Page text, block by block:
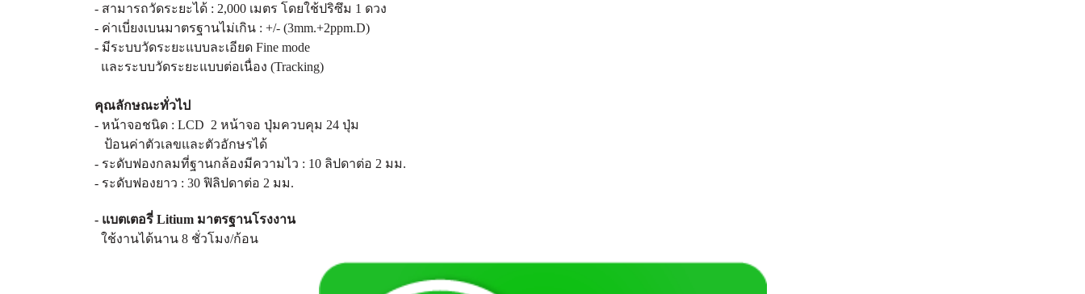
- สามารถวัดระยะได้ : 2,000 เมตร โดยใช้ปริซึม 1 ดวง
- ค่าเบี่ยงเบนมาตรฐานไม่เกิน : +/- (3mm.+2ppm.D)
- มีระบบวัดระยะแบบละเอียด Fine mode
และระบบวัดระยะแบบต่อเนื่อง (Tracking)
คุณลักษณะทั่วไป
- หน้าจอชนิด : LCD 2 หน้าจอ ปุ่มควบคุม 24 ปุ่ม
ป้อนค่าตัวเลขและตัวอักษรได้
- ระดับฟองกลมที่ฐานกล้องมีความไว : 10 ลิปดาต่อ 2 มม.
- ระดับฟองยาว : 30 ฟิลิปดาต่อ 2 มม.
- แบตเตอรี่ Litium มาตรฐานโรงงาน
ใช้งานได้นาน 8 ชั่วโมง/ก้อน